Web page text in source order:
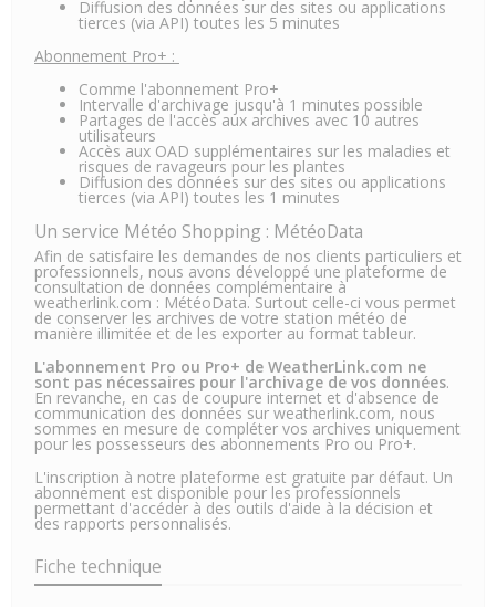
Diffusion des données sur des sites ou applications
tierces (via API) toutes les 5 minutes
Abonnement Pro+ :
Comme l'abonnement Pro+
Intervalle d'archivage jusqu'à 1 minutes possible
Partages de l'accès aux archives avec 10 autres
utilisateurs
Accès aux OAD supplémentaires sur les maladies et
risques de ravageurs pour les plantes
Diffusion des données sur des sites ou applications
tierces (via API) toutes les 1 minutes
Un service Météo Shopping : MétéoData
Afin de satisfaire les demandes de nos clients particuliers et
professionnels, nous avons développé une plateforme de
consultation de données complémentaire à
weatherlink.com : MétéoData. Surtout celle-ci vous permet
de conserver les archives de votre station météo de
manière illimitée et de les exporter au format tableur.
L'abonnement Pro ou Pro+ de WeatherLink.com ne
sont pas nécessaires pour l'archivage de vos données.
En revanche, en cas de coupure internet et d'absence de
communication des données sur weatherlink.com, nous
sommes en mesure de compléter vos archives uniquement
pour les possesseurs des abonnements Pro ou Pro+.
L'inscription à notre plateforme est gratuite par défaut. Un
abonnement est disponible pour les professionnels
permettant d'accéder à des outils d'aide à la décision et
des rapports personnalisés.
Fiche technique